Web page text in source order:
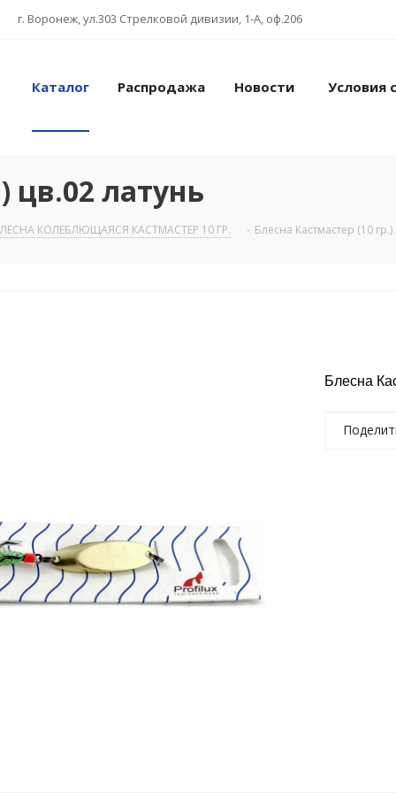
г. Воронеж, ул.303 Стрелковой дивизии, 1-А, оф.206
Каталог Распродажа Новости Условия
цв.02 латунь
КОЛЕБЛЮЩАЯСЯ КАСТМАСТЕР 10 ГР. - Блесна Кастмастер (10 гр.)
Блесна